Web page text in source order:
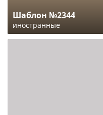
Шаблон №2344
иностранные